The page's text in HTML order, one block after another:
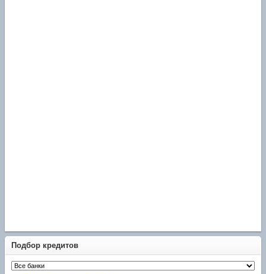
Подбор кредитов